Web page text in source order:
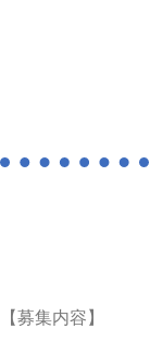
【募集内容】